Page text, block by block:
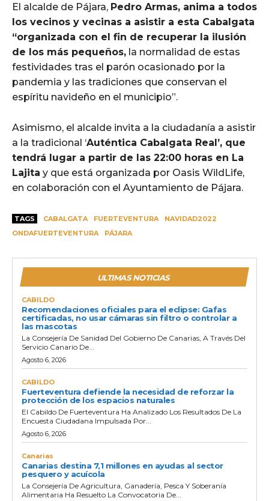
El alcalde de Pájara, Pedro Armas, anima a todos
los vecinos y vecinas a asistir a esta Cabalgata
“organizada con el fin de recuperar la ilusión
de los más pequeños, la normalidad de estas
festividades tras el parón ocasionado por la
pandemia y las tradiciones que conservan el
espíritu navideño en el municipio”.
Asimismo, el alcalde invita a la ciudadanía a asistir
a la tradicional ‘Auténtica Cabalgata Real’, que
tendrá lugar a partir de las 22:00 horas en La
Lajita y que está organizada por Oasis WildLife,
en colaboración con el Ayuntamiento de Pájara.
TAGS CABALGATA FUERTEVENTURA
NAVIDAD2022
ONDAFUERTEVENTURA
PÁJARA
ULTIMAS NOTICIAS
CABILDO
Recomendaciones oficiales para el eclipse: Gafas
certificadas, no usar cámaras sin filtro o controlar a
las mascotas
La Consejería De Sanidad Del Gobierno De Canarias, A Través Del
Servicio Canario De...
Agosto 6, 2026
CABILDO
Fuerteventura defiende la necesidad de reforzar la
protección de los espacios naturales
El Cabildo De Fuerteventura Ha Analizado Los Resultados De La
Encuesta Ciudadana Impulsada Por...
Agosto 6, 2026
Canarias
Canarias destina 7,1 millones en ayudas al sector
pesquero y acuícola
La Consejería De Agricultura, Ganadería, Pesca Y Soberanía
Alimentaria Ha Resuelto La Convocatoria De...